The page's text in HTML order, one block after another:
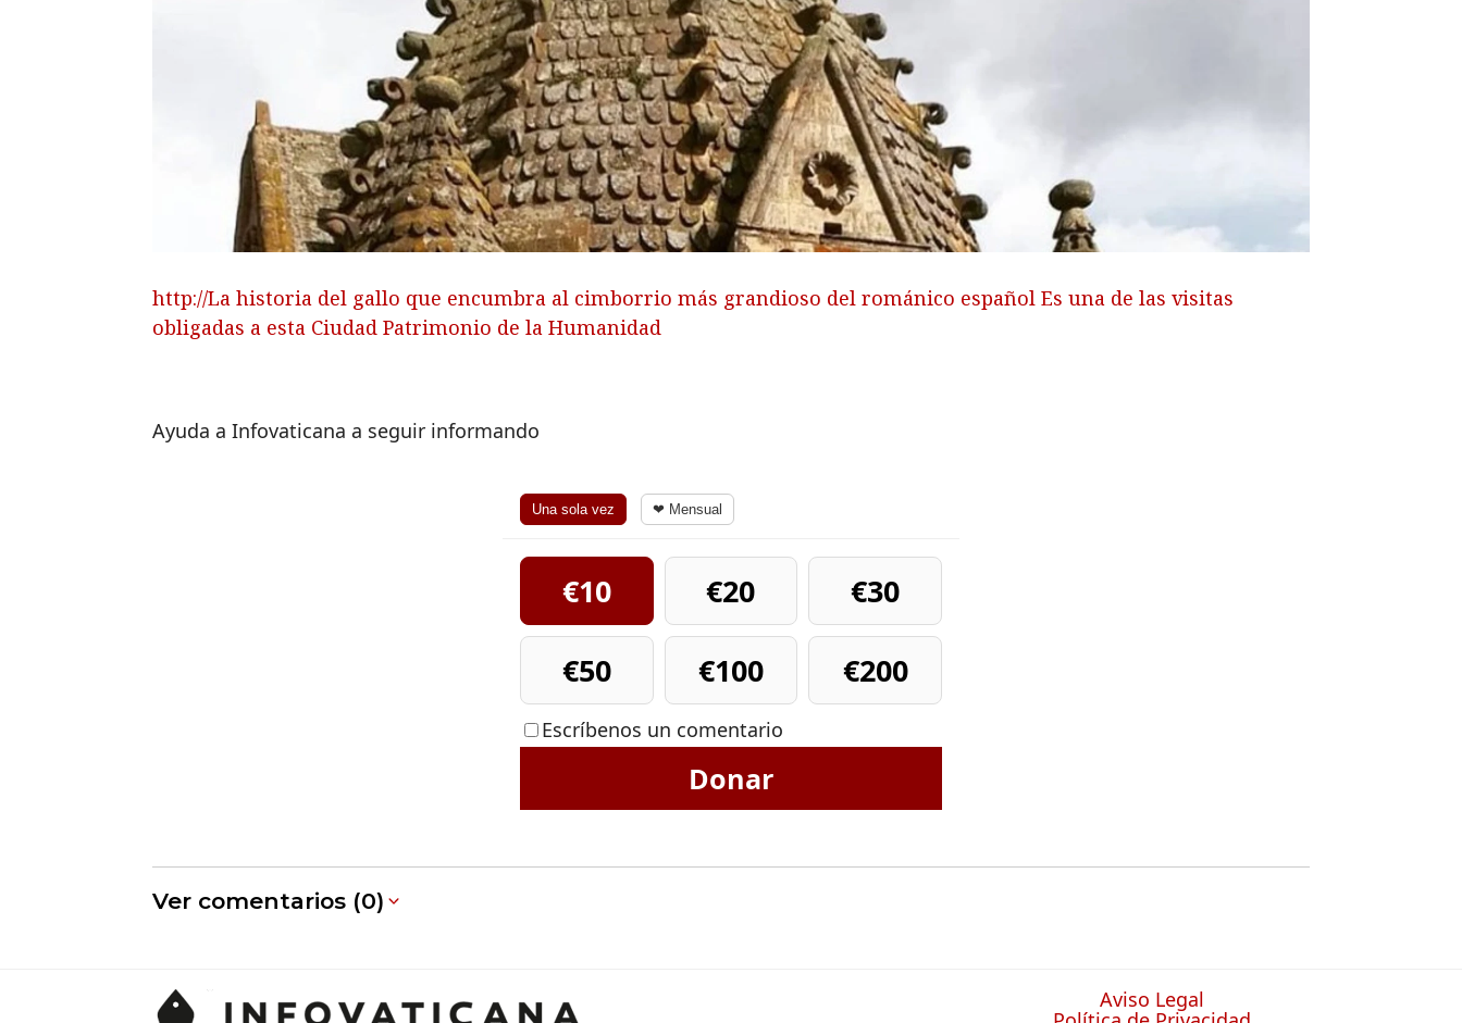
http://La historia del gallo que encumbra al cimborrio más grandioso del románico español Es una de las visitas
obligadas a esta Ciudad Patrimonio de la Humanidad
Ayuda a Infovaticana a seguir informando
Una sola vez ❤ Mensual
€10 €20
€30
€50
€100 €200
Escríbenos un comentario
Donar
Ver comentarios (0)
Aviso Legal